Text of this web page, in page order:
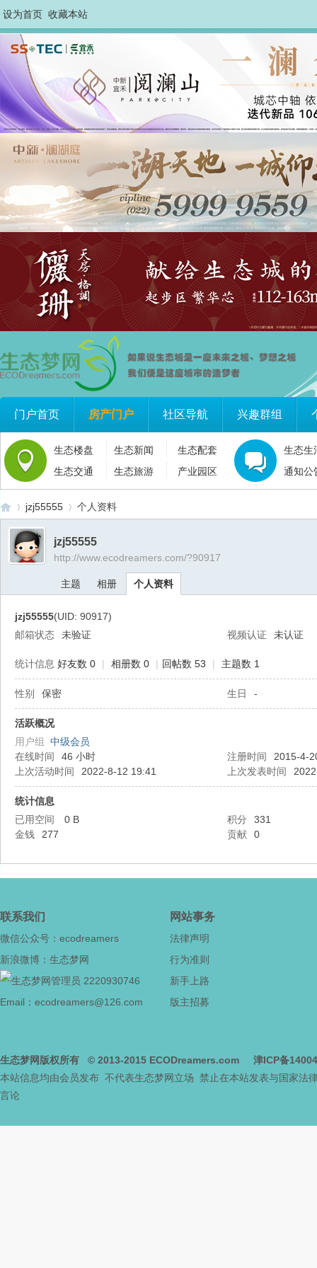
设为首页 收藏本站
门户首页 房产门户 社区导航 兴趣群组
生态楼盘 生态新闻
生态配套
生态交通
生态旅游 产业园区
生态生
通知公
›
jzj55555 个人资料
jzj55555
http://www.ecodreamers.com/?90917
主题 相册 个人资料
jzj55555(UID: 90917)
邮箱状态
未验证 视频认证 未认证
统计信息 好友数 0 | 相册数 0 | 回帖数 53 | 主题数 1
性别 保密 生日 -
活跃概况
用户组 中级会员
在线时间
46 小时 注册时间
2015-4-
上次活动时间
2022-8-12 19:41 上次发表时间
统计信息
已用空间
0 B 积分
331
金钱
277 贡献 0
联系我们
微信公众号：ecodreamers
新浪微博：生态梦网
2220930746
Email：ecodreamers@126.com
网站事务
法律声明
行为准则
新手上路
版主招募
生态梦网版权所有 © 2013-2015 ECODreamers.com
津ICP备
本站信息均由会员发布 不代表生态梦网立场 禁止在本站发表与国家法
言论